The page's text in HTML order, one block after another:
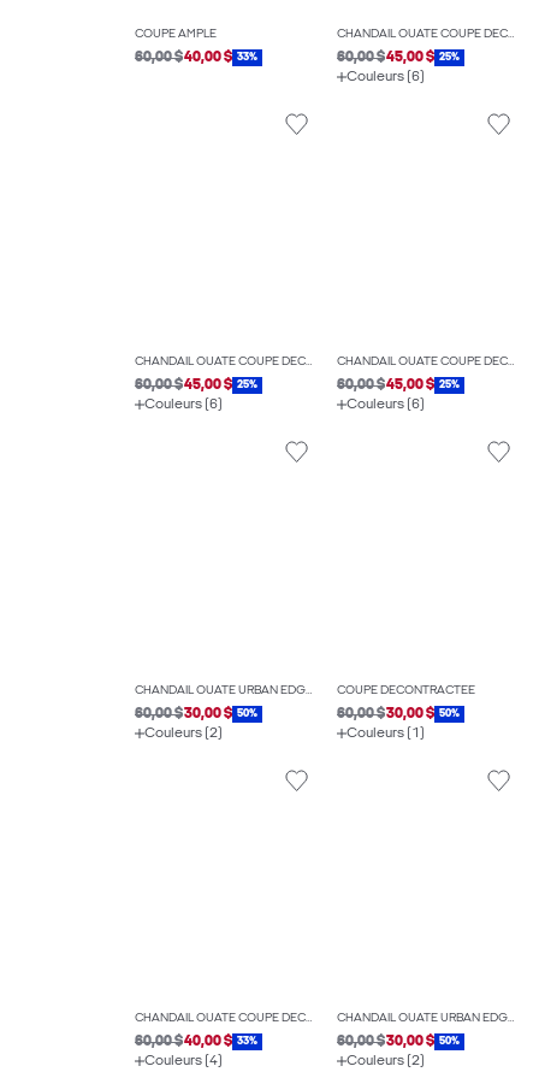
COUPE AMPLE
60,00 $40,00 $ 33%
CHANDAIL OUATÉ COUPE DÉCONTRACTÉE
60,00 $45,00 $ 25%
Couleurs (6)
CHANDAIL OUATÉ COUPE DÉCONTRACTÉE
60,00 $45,00 $ 25%
Couleurs (6)
CHANDAIL OUATÉ COUPE DÉCONTRACTÉE
60,00 $45,00 $ 25%
Couleurs (6)
CHANDAIL OUATÉ URBAN EDGE COUPE AMPLE
60,00 $30,00 $ 50%
Couleurs (2)
COUPE DÉCONTRACTÉE
60,00 $30,00 $ 50%
Couleurs (1)
CHANDAIL OUATÉ COUPE DÉCONTRACTÉE
60,00 $40,00 $ 33%
Couleurs (4)
CHANDAIL OUATÉ URBAN EDGE COUPE AMPLE
60,00 $30,00 $ 50%
Couleurs (2)